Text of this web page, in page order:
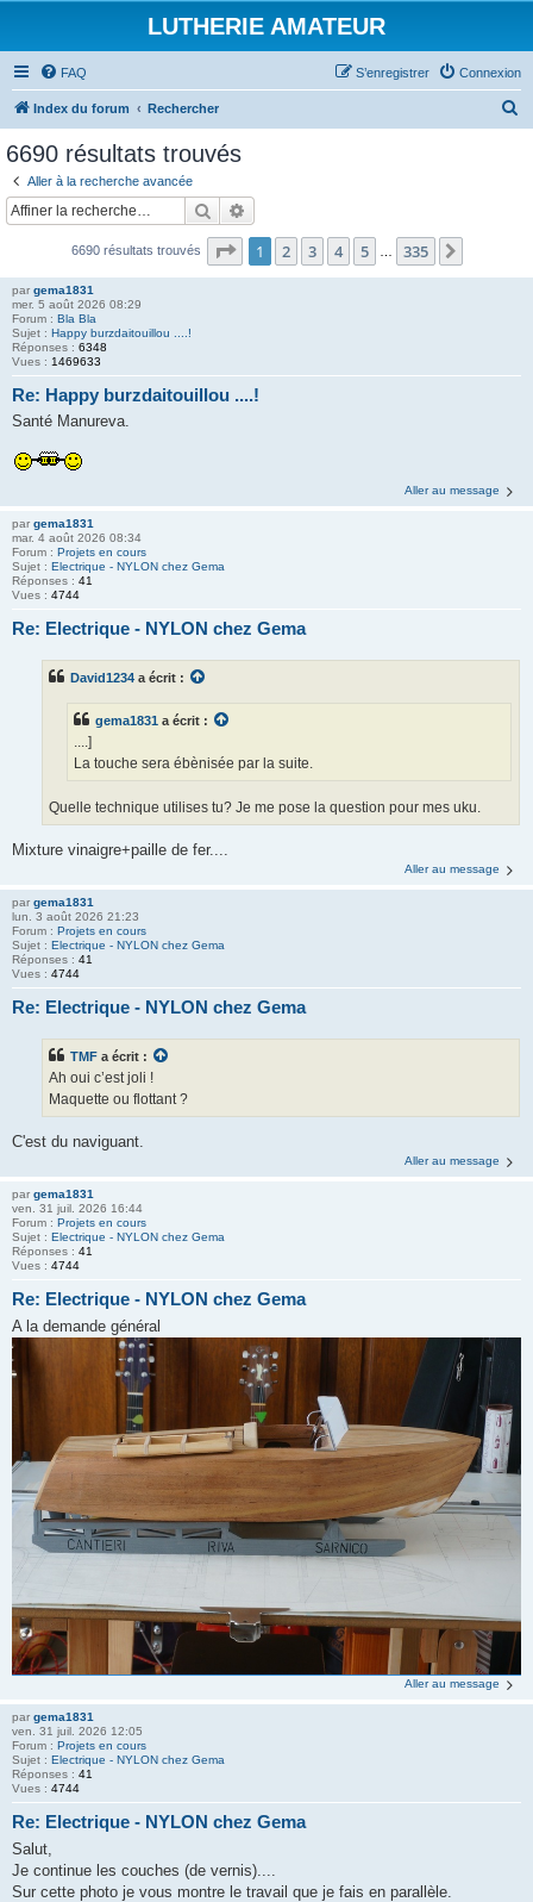
LUTHERIE AMATEUR
FAQ Connexion
S’enregistrer
Index du forum Rechercher
c
6690 résultats trouvés
Aller à la recherche avancée
Rechercher
6690 résultats trouvés Page 1sur335
1 2 3 4 5 335
par gema1831
mer. 5 août 2026 08:29
Forum : Bla Bla
Sujet : Happy burzdaitouillou ....!
Réponses : 6348
Vues : 1469633
Re: Happy burzdaitouillou ....!
Santé Manureva.
Aller au message
par gema1831
mar. 4 août 2026 08:34
Forum : Projets en cours
Sujet : Electrique - NYLON chez Gema
Réponses : 41
Vues : 4744
Re: Electrique - NYLON chez Gema
David1234 a écrit :
gema1831 a écrit :
....]
La touche sera ébènisée par la suite.
Quelle technique utilises tu? Je me pose la question pour mes uku.
Mixture vinaigre+paille de fer....
Aller au message
par gema1831
lun. 3 août 2026 21:23
Forum : Projets en cours
Sujet : Electrique - NYLON chez Gema
Réponses : 41
Vues : 4744
Re: Electrique - NYLON chez Gema
TMF a écrit :
Ah oui c’est joli !
Maquette ou flottant ?
C'est du naviguant.
Aller au message
par gema1831
ven. 31 juil. 2026 16:44
Forum : Projets en cours
Sujet : Electrique - NYLON chez Gema
Réponses : 41
Vues : 4744
Re: Electrique - NYLON chez Gema
A la demande général
Aller au message
par gema1831
ven. 31 juil. 2026 12:05
Forum : Projets en cours
Sujet : Electrique - NYLON chez Gema
Réponses : 41
Vues : 4744
Re: Electrique - NYLON chez Gema
Salut,
Je continue les couches (de vernis)....
Sur cette photo je vous montre le travail que je fais en parallèle.